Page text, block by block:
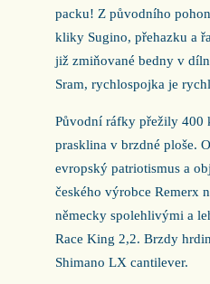
packu! Z původního
kliky Sugino, přehazku a
již zmiňované bedny v
Sram, rychlospojka je
Původní ráfky přežily 400
prasklina v brzdné ploše.
evropský patriotismus a
českého výrobce Remerx
německy spolehlivými a
Race King 2,2. Brzdy
Shimano LX cantilever.